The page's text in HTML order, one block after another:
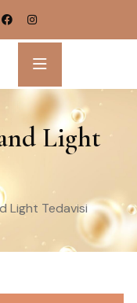
Light
Light Tedavisi